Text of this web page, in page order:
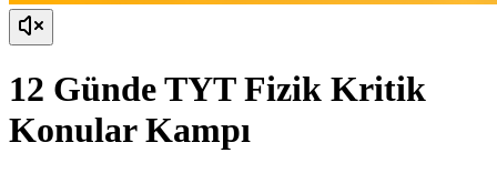
12 Günde TYT Fizik Kritik
Konular Kampı